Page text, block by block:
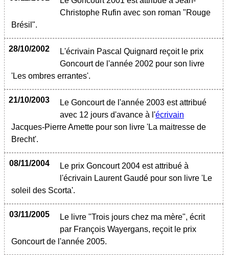
Christophe Rufin avec son roman "Rouge
Brésil".
28/10/2002
L'écrivain Pascal Quignard reçoit le prix
Goncourt de l'année 2002 pour son livre
'Les ombres errantes'.
21/10/2003
Le Goncourt de l'année 2003 est attribué
avec 12 jours d'avance à l'écrivain
Jacques-Pierre Amette pour son livre 'La maitresse de
Brecht'.
08/11/2004
Le prix Goncourt 2004 est attribué à
l'écrivain Laurent Gaudé pour son livre 'Le
soleil des Scorta'.
03/11/2005
Le livre "Trois jours chez ma mère", écrit
par François Wayergans, reçoit le prix
Goncourt de l'année 2005.